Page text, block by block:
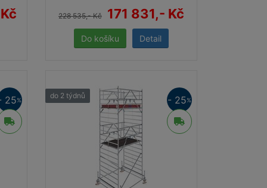
228 535,- Kč 171 831,- Kč
Detail
25% do 2 týdnů - 25%